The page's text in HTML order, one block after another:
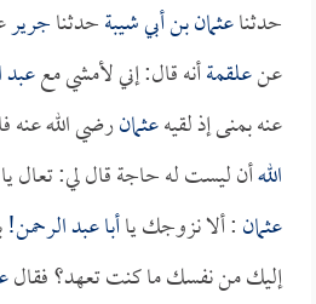
حدثناعثمان بن أبي شيبةحدثناجرير
عنعلقمةأنه قال: إني لأمشي مع
عنه بمنى إذ لقيهعثمانرضي الله عنه
اللهأن ليست له حاجة قال لي: تعال
عثمان: ألا نزوجك ياأبا عبد الرحمن!
إليك من نفسك ما كنت تعهد؟ فقال